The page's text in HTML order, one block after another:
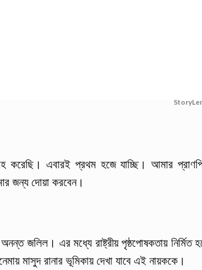
এবারই প্রথম হজে যাচ্ছি। আমার
জন্য দোয়া করবেন।
জলিল। এর মধ্যে রাষ্ট্রীয় পৃষ্ঠপোষকতায় নির্মিত
মাসুদ রানার ভূমিকায় দেখা যাবে এই নায়ককে।